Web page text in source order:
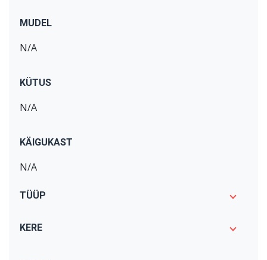
Nissan
Peugeot
Skoda
Tesla
MUDEL
N/A
KÜTUS
N/A
KÄIGUKAST
N/A
TÜÜP
KERE